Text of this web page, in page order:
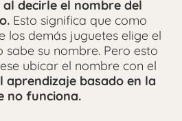
decirle el nombre del
Esto significa que como
los demás juguetes elige el
sabe su nombre. Pero esto
ubicar el nombre con el
aprendizaje basado en la
no funciona.